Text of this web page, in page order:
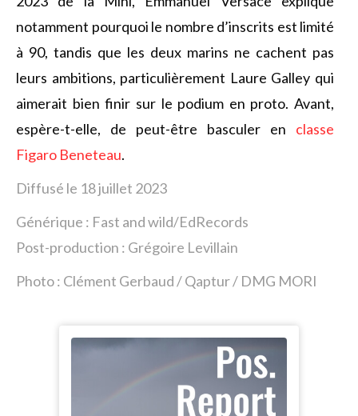
notamment pourquoi le nombre d’inscrits est limité
à 90, tandis que les deux marins ne cachent pas
leurs ambitions, particulièrement Laure Galley qui
aimerait bien finir sur le podium en proto. Avant,
espère-t-elle, de peut-être basculer en classe
Figaro Beneteau.
Diffusé le 18 juillet 2023
Générique : Fast and wild/EdRecords
Post-production : Grégoire Levillain
Photo : Clément Gerbaud / Qaptur / DMG MORI